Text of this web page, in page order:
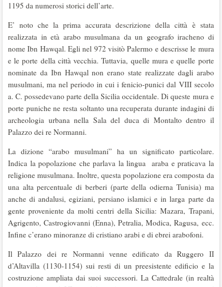
1195 da numerosi storici dell’arte.
E’ noto che la prima accurata descrizione della città è stata
realizzata in età arabo musulmana da un geografo iracheno di
nome Ibn Hawqal. Egli nel 972 visitò Palermo e descrisse le mura
e le porte della città vecchia. Tuttavia, quelle mura e quelle porte
nominate da Ibn Hawqal non erano state realizzate dagli arabo
musulmani, ma nel periodo in cui i fenicio-punici dal VIII secolo
a. C. possedevano parte della Sicilia occidentale. Di queste mura e
porte puniche ne resta soltanto una recuperata durante indagini di
archeologia urbana nella Sala del duca di Montalto dentro il
Palazzo dei re Normanni.
La dizione “arabo musulmani” ha un significato particolare.
Indica la popolazione che parlava la lingua araba e praticava la
religione musulmana. Inoltre, questa popolazione era composta da
una alta percentuale di berberi (parte della odierna Tunisia) ma
anche di andalusi, egiziani, persiano islamici e in larga parte da
gente proveniente da molti centri della Sicilia: Mazara, Trapani,
Agrigento, Castrogiovanni (Enna), Petralia, Modica, Ragusa, ecc.
Infine c’erano minoranze di cristiano arabi e di ebrei arabofoni.
Il Palazzo dei re Normanni venne edificato da Ruggero II
d’Altavilla (1130-1154) sui resti di un preesistente edificio e la
costruzione ampliata dai suoi successori. La Cattedrale (in realtà